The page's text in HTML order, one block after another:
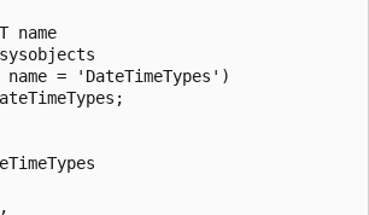
name
name = 'DateTimeTypes')